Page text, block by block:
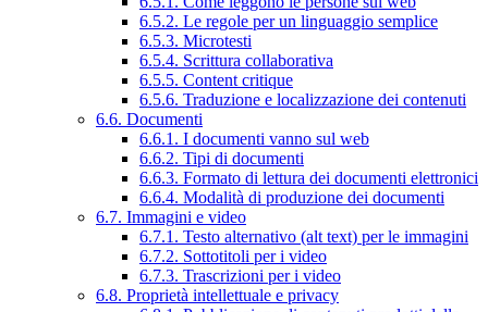
6.5.2. Le regole per un linguaggio semplice
6.5.3. Microtesti
6.5.4. Scrittura collaborativa
6.5.5. Content critique
6.5.6. Traduzione e localizzazione dei contenuti
6.6. Documenti
6.6.1. I documenti vanno sul web
6.6.2. Tipi di documenti
6.6.3. Formato di lettura dei documenti elettronici
6.6.4. Modalità di produzione dei documenti
6.7. Immagini e video
6.7.1. Testo alternativo (alt text) per le immagini
6.7.2. Sottotitoli per i video
6.7.3. Trascrizioni per i video
6.8. Proprietà intellettuale e privacy